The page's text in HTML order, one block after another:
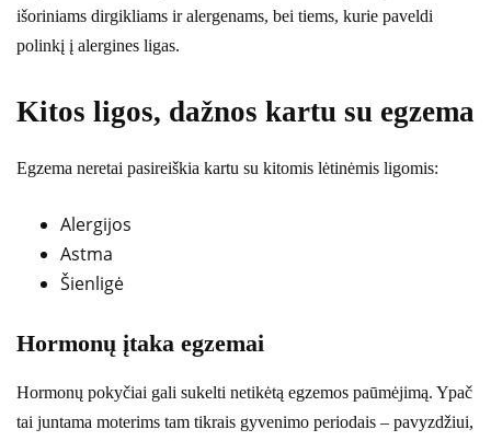
išoriniams dirgikliams ir alergenams, bei tiems, kurie paveldi
polinkį į alergines ligas.
Kitos ligos, dažnos kartu su egzema
Egzema neretai pasireiškia kartu su kitomis lėtinėmis ligomis:
Alergijos
Astma
Šienligė
Hormonų įtaka egzemai
Hormonų pokyčiai gali sukelti netikėtą egzemos paūmėjimą. Ypač
tai juntama moterims tam tikrais gyvenimo periodais – pavyzdžiui,